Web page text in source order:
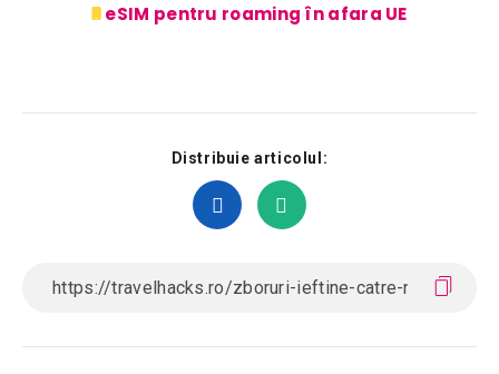
eSIM pentru roaming în afara UE
Distribuie articolul: